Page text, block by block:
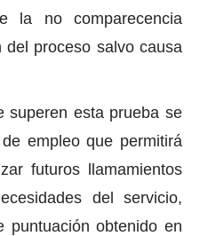
la no comparecencia
proceso salvo causa
superen esta prueba se
empleo que permitirá
futuros llamamientos
del servicio,
puntuación obtenido en